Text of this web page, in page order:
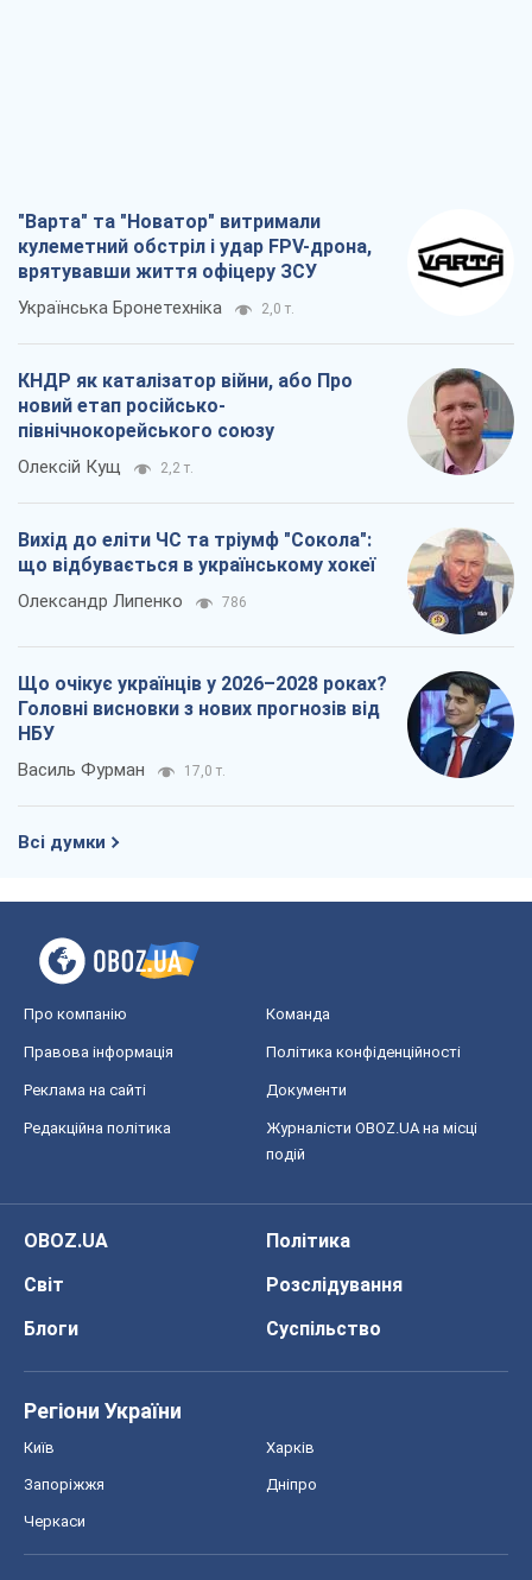
"Варта" та "Новатор" витримали
кулеметний обстріл і удар FPV-дрона,
врятувавши життя офіцеру ЗСУ
Українська Бронетехніка 2,0 т.
КНДР як каталізатор війни, або Про
новий етап російсько-
північнокорейського союзу
Олексій Кущ 2,2 т.
Вихід до еліти ЧС та тріумф "Сокола":
що відбувається в українському хокеї
Олександр Липенко 786
Що очікує українців у 2026–2028 роках?
Головні висновки з нових прогнозів від
НБУ
Василь Фурман 17,0 т.
Всі думки
Про компанію Команда
Правова інформація Політика конфіденційності
Реклама на сайті Документи
Редакційна політика
Журналісти OBOZ.UA на місці
подій
OBOZ.UA
Політика
Світ
Розслідування
Блоги
Суспільство
Регіони України
Київ Харків
Запоріжжя Дніпро
Черкаси